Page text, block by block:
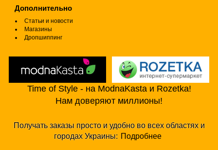
Дополнительно
Статьи и новости
Магазины
Дропшиппинг
Time of Style - на ModnaKasta и Rozetka!
Нам доверяют миллионы!
Получать заказы просто и удобно во всех областях и
городах Украины: Подробнее